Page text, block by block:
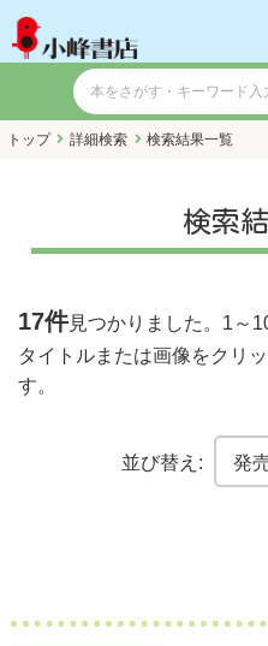
トップ 詳細検索 検索結果一覧
検索
17件見つかりました。 1～
タイトルまたは画像をクリ
す。
並び替え: